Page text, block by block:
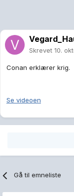
Skrevet 10.
Conan erklærer krig.
Se videoen
Gå til emneliste